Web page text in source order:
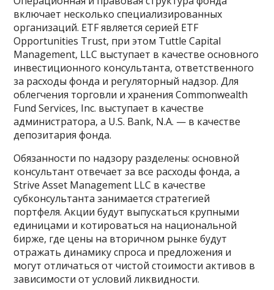
включает несколько специализированных
организаций. ETF является серией ETF
Opportunities Trust, при этом Tuttle Capital
Management, LLC выступает в качестве основного
инвестиционного консультанта, ответственного
за расходы фонда и регуляторный надзор. Для
облегчения торговли и хранения Commonwealth
Fund Services, Inc. выступает в качестве
администратора, а U.S. Bank, N.A. — в качестве
депозитария фонда.
Обязанности по надзору разделены: основной
консультант отвечает за все расходы фонда, а
Strive Asset Management LLC в качестве
субконсультанта занимается стратегией
портфеля. Акции будут выпускаться крупными
единицами и котироваться на национальной
бирже, где цены на вторичном рынке будут
отражать динамику спроса и предложения и
могут отличаться от чистой стоимости активов в
зависимости от условий ликвидности.